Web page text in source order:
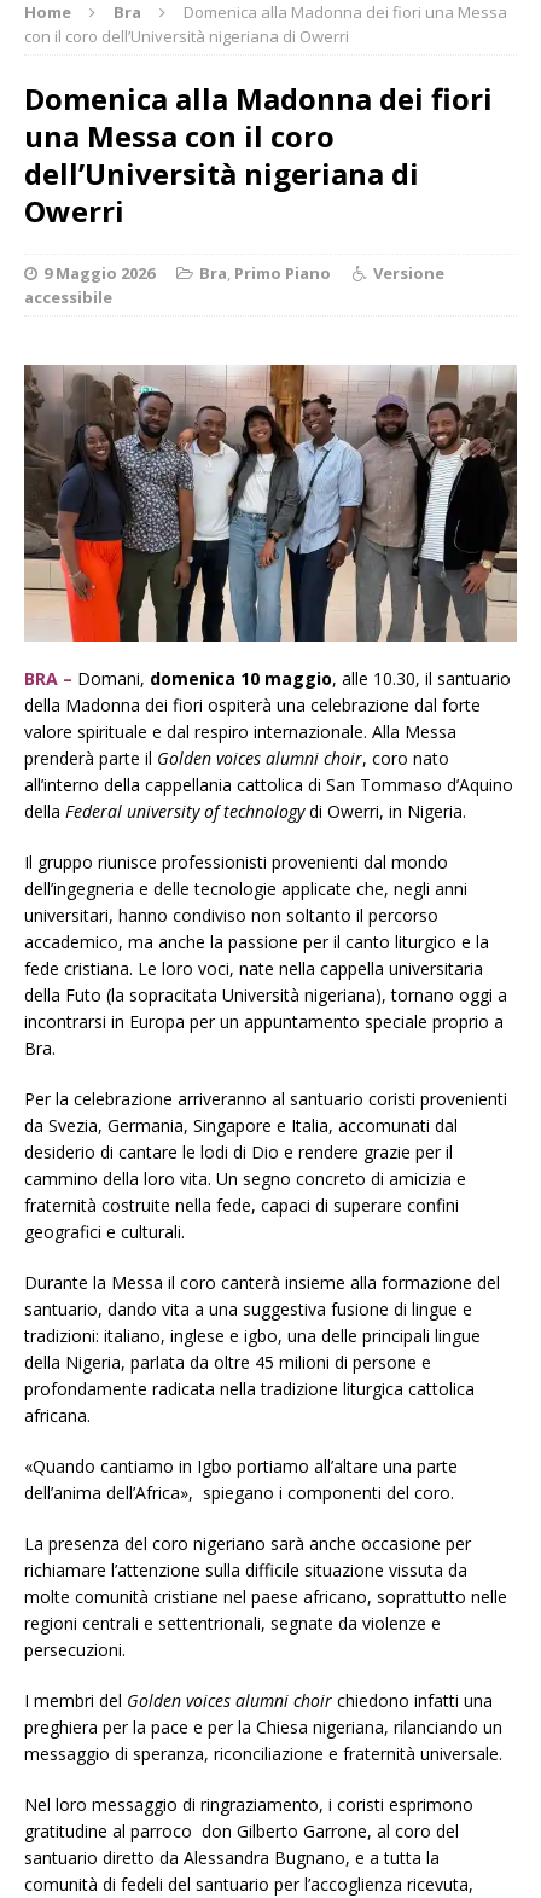
Home Bra
Domenica alla Madonna dei fiori una Messa
con il coro dell’Università nigeriana di Owerri
Domenica alla Madonna dei fiori
una Messa con il coro
dell’Università nigeriana di
Owerri
9 Maggio 2026 Bra, Primo Piano
Versione
accessibile
BRA – Domani, domenica 10 maggio, alle 10.30, il santuario
della Madonna dei fiori ospiterà una celebrazione dal forte
valore spirituale e dal respiro internazionale. Alla Messa
prenderà parte il Golden voices alumni choir, coro nato
all’interno della cappellania cattolica di San Tommaso d’Aquino
della Federal university of technologydi Owerri, in Nigeria.
Il gruppo riunisce professionisti provenienti dal mondo
dell’ingegneria e delle tecnologie applicate che, negli anni
universitari, hanno condiviso non soltanto il percorso
accademico, ma anche la passione per il canto liturgico e la
fede cristiana. Le loro voci, nate nella cappella universitaria
della Futo (la sopracitata Università nigeriana), tornano oggi a
incontrarsi in Europa per un appuntamento speciale proprio a
Bra.
Per la celebrazione arriveranno al santuario coristi provenienti
da Svezia, Germania, Singapore e Italia, accomunati dal
desiderio di cantare le lodi di Dio e rendere grazie per il
cammino della loro vita. Un segno concreto di amicizia e
fraternità costruite nella fede, capaci di superare confini
geografici e culturali.
Durante la Messa il coro canterà insieme alla formazione del
santuario, dando vita a una suggestiva fusione di lingue e
tradizioni: italiano, inglese e igbo, una delle principali lingue
della Nigeria, parlata da oltre 45 milioni di persone e
profondamente radicata nella tradizione liturgica cattolica
africana.
«Quando cantiamo in Igbo portiamo all’altare una parte
dell’anima dell’Africa», spiegano i componenti del coro.
La presenza del coro nigeriano sarà anche occasione per
richiamare l’attenzione sulla difficile situazione vissuta da
molte comunità cristiane nel paese africano, soprattutto nelle
regioni centrali e settentrionali, segnate da violenze e
persecuzioni.
I membri del Golden voices alumni choir chiedono infatti una
preghiera per la pace e per la Chiesa nigeriana, rilanciando un
messaggio di speranza, riconciliazione e fraternità universale.
Nel loro messaggio di ringraziamento, i coristi esprimono
gratitudine al parroco don Gilberto Garrone, al coro del
santuario diretto da Alessandra Bugnano, e a tutta la
comunità di fedeli del santuario per l’accoglienza ricevuta,